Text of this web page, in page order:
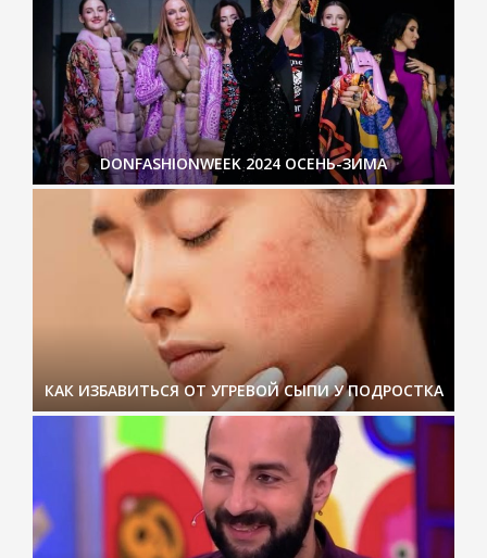
DONFASHIONWEEK 2024 ОСЕНЬ-ЗИМА
КАК ИЗБАВИТЬСЯ ОТ УГРЕВОЙ СЫПИ У ПОДРОСТКА